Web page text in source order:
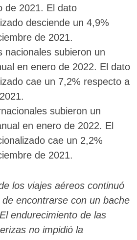
de 2021. El dato
desciende un 4,9%
de 2021.
nacionales subieron un
en enero de 2022. El dato
cae un 7,2% respecto a
subieron un
en enero de 2022. El
cae un 2,2%
de 2021.
los viajes aéreos continuó
encontrarse con un bache
endurecimiento de las
no impidió la